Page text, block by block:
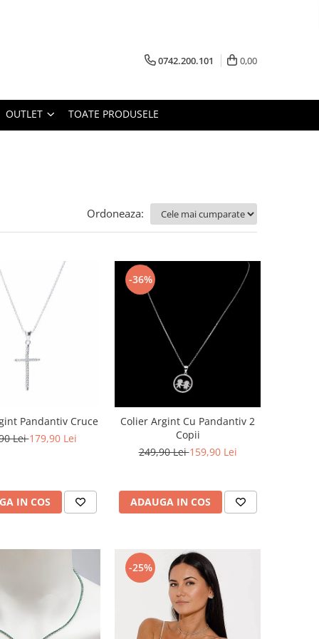
0742.200.101 0,00
OUTLET TOATE PRODUSELE
Ordoneaza:
Pandantiv Cruce
Lei179,90 Lei
IN COS
-36%
Colier Argint Cu Pandantiv 2
Copii
249,90 Lei159,90 Lei
ADAUGA IN COS
-25%